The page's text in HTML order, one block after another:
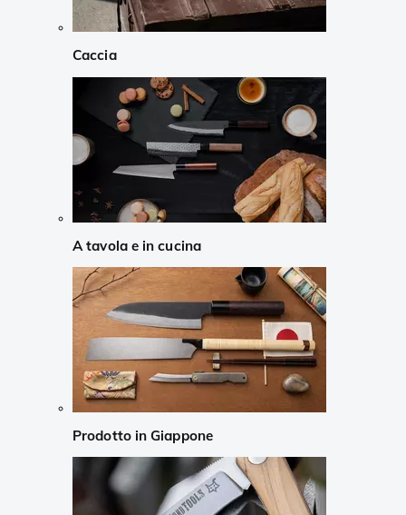
Caccia
A tavola e in cucina
Prodotto in Giappone